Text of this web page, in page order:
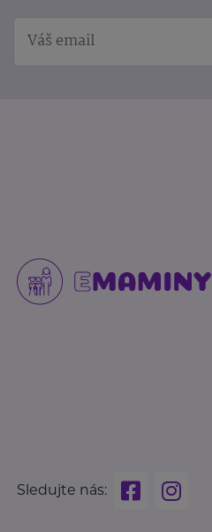
Sledujte nás: